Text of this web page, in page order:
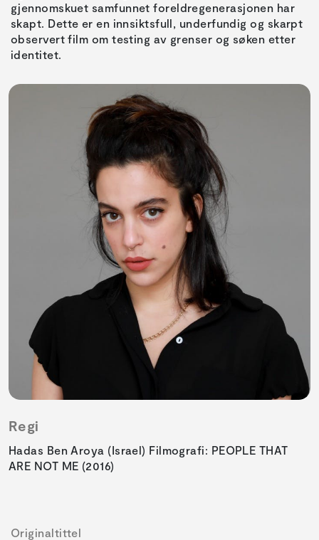
gjennomskuet samfunnet foreldregenerasjonen har
skapt. Dette er en innsiktsfull, underfundig og skarpt
observert film om testing av grenser og søken etter
identitet.
Regi
Hadas Ben Aroya (Israel) Filmografi: PEOPLE THAT
ARE NOT ME (2016)
Originaltittel